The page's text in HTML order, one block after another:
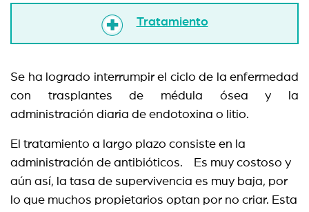
Tratamiento
Se ha logrado interrumpir el ciclo de la enfermedad
con trasplantes de médula ósea y la
administración diaria de endotoxina o litio.
El tratamiento a largo plazo consiste en la
administración de antibióticos. Es muy costoso y
aún así, la tasa de supervivencia es muy baja, por
lo que muchos propietarios optan por no criar. Esta